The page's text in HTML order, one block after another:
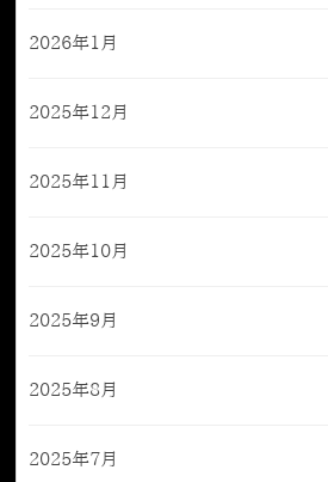
2026年1月
2025年12月
2025年11月
2025年10月
2025年9月
2025年8月
2025年7月